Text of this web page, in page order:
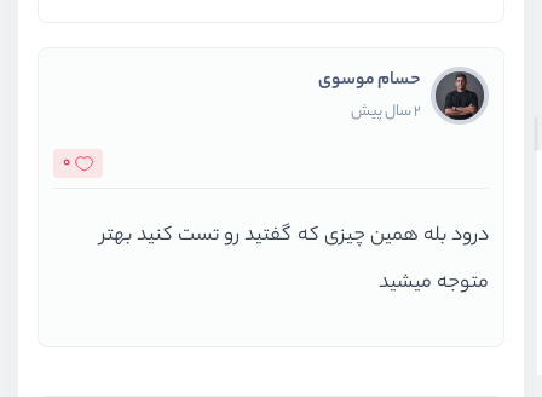
حسام موسوی
2 سال پیش
0
درود بله همین چیزی که گفتید رو تست کنید بهتر
متوجه میشید